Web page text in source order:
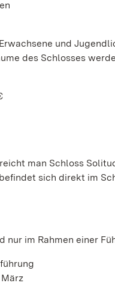
und
des Schlosses
man Schloss
sich direkt im
nur im Rahmen einer
März